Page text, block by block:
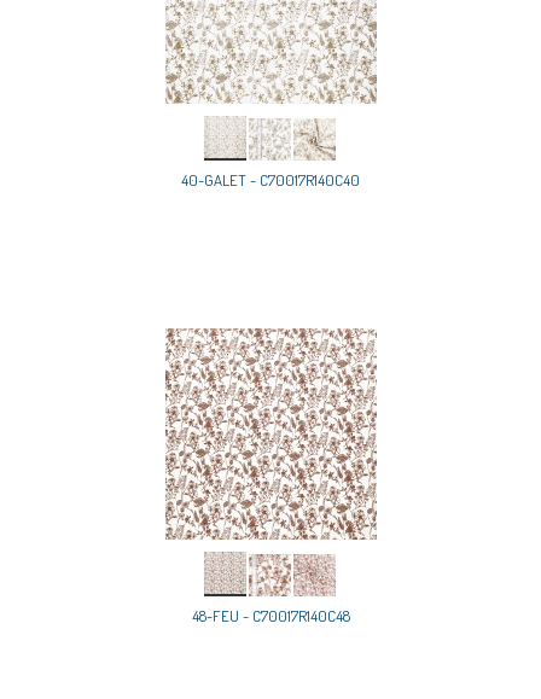
40-GALET - C70017R140C40
48-FEU - C70017R140C48